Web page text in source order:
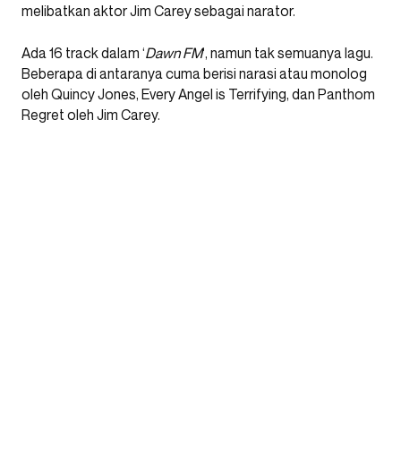
melibatkan aktor Jim Carey sebagai narator.
Ada 16 track dalam ‘Dawn FM‘, namun tak semuanya lagu.
Beberapa di antaranya cuma berisi narasi atau monolog
oleh Quincy Jones, Every Angel is Terrifying, dan Panthom
Regret oleh Jim Carey.